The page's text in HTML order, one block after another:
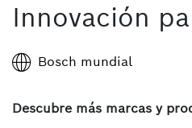
Innovación
Bosch mundial
Descubre más marcas y